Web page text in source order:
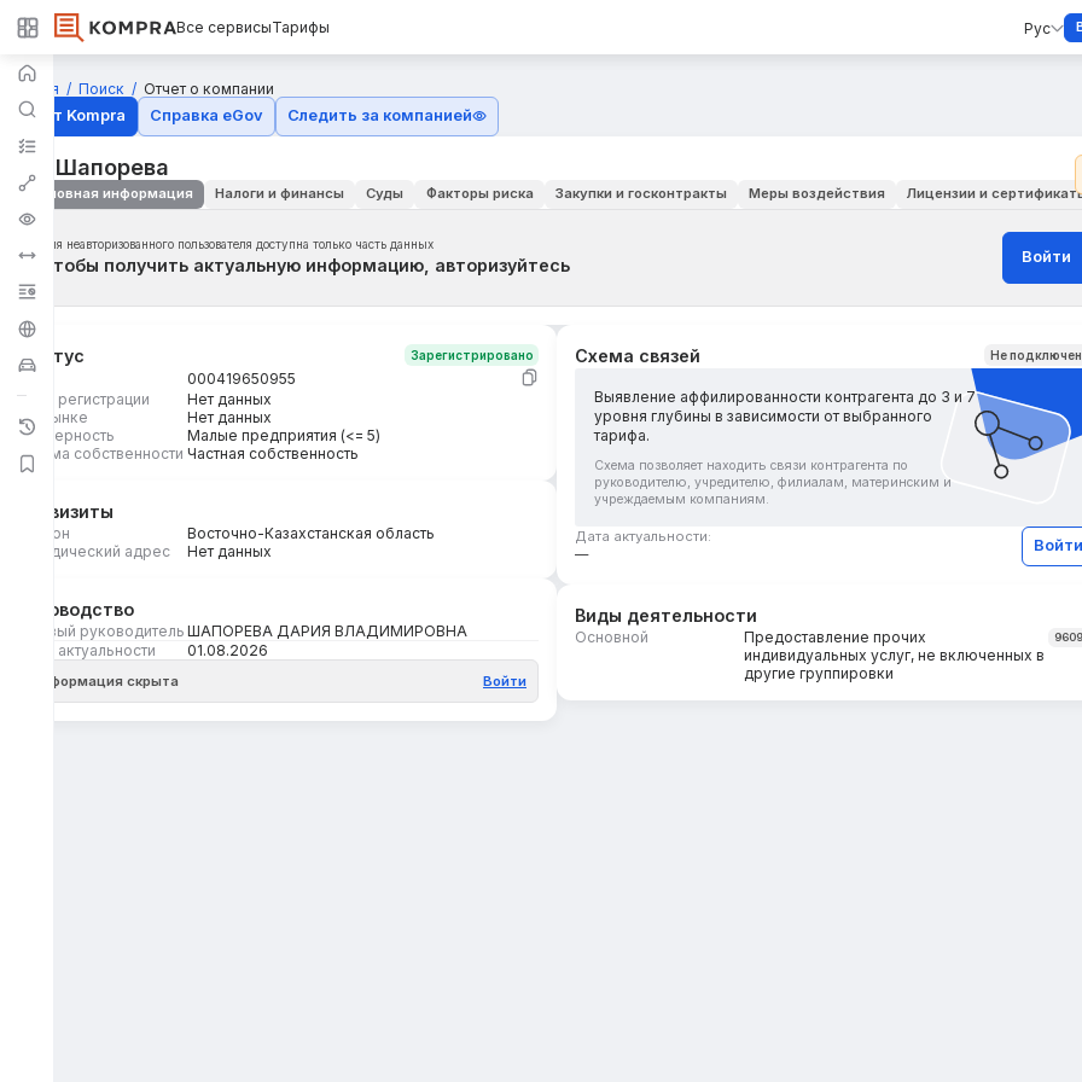
Все сервисыТарифы Рус
Главная Поиск
Отчет о компании
Отчёт Kompra
Справка eGov Следить за компанией
ИП Шапорева
Основная информация Налоги и финансы Суды Факторы риска Закупки и госконтракты Меры воздействия Лицензии и
Для неавторизованного пользователя доступна только часть данных
Чтобы получить актуальную информацию, авторизуйтесь Войти
Статус Зарегистрировано
БИН
000419650955
Дата регистрации
Нет данных
На рынке
Нет данных
Размерность
Малые предприятия (<= 5)
Форма собственности Частная собственность
Реквизиты
Регион
Восточно-Казахстанская область
Юридический адрес
Нет данных
Руководство
Первый руководитель ШАПОРЕВА ДАРИЯ ВЛАДИМИРОВНА
Дата актуальности
01.08.2026
Информация скрыта Войти
Схема связей Не
Выявление аффилированности контрагента до 3 и 7
уровня глубины в зависимости от выбранного
тарифа.
Схема позволяет находить связи контрагента по
руководителю, учредителю, филиалам, материнским и
учреждаемым компаниям.
Дата актуальности:
—
Виды деятельности
Основной
Предоставление прочих
индивидуальных услуг, не включенных в
другие группировки